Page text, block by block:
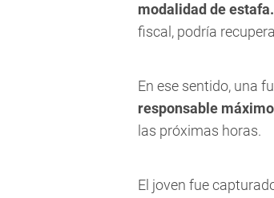
modalidad de estafa.
fiscal, podría
En ese sentido, una
responsable
las próximas horas.
El joven fue